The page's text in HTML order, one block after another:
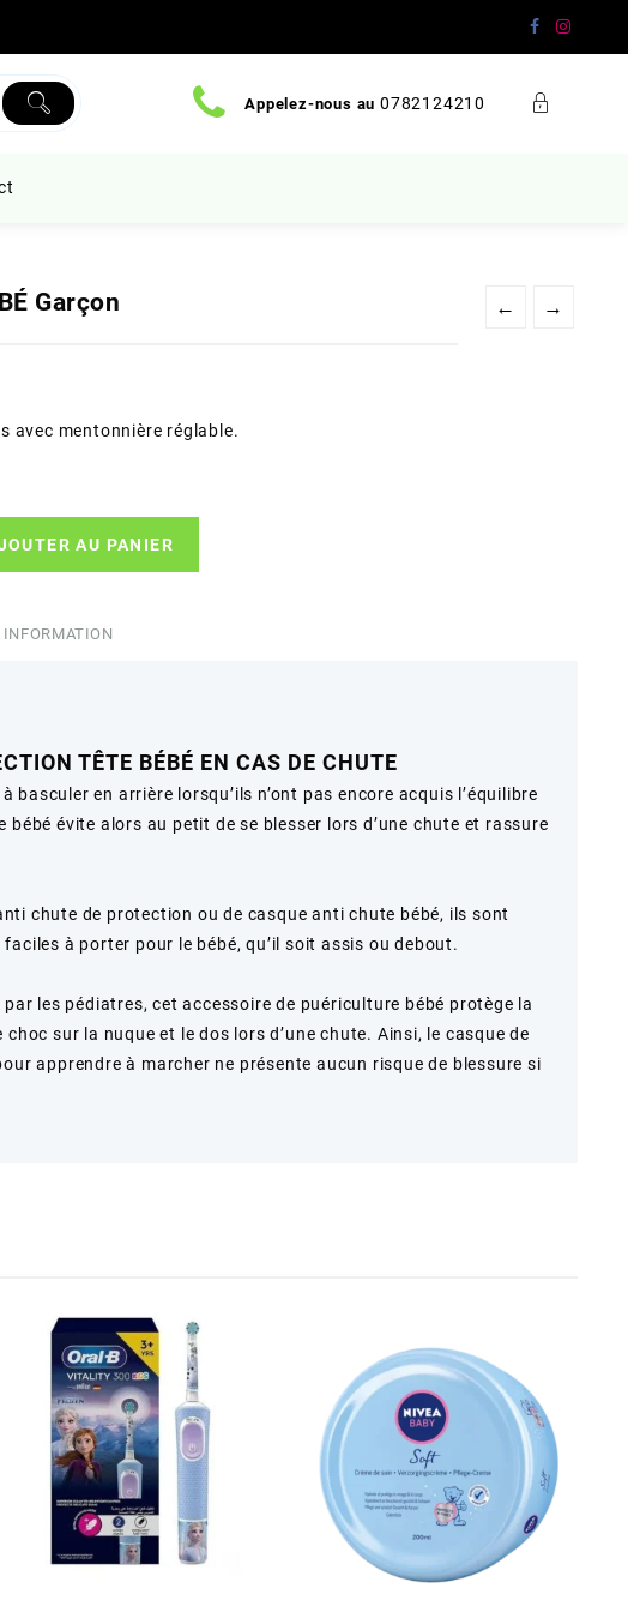
Appelez-nous au 0782124210
← →
Garçon
avec mentonnière réglable.
AU PANIER
INFORMATION
TÊTE BÉBÉ EN CAS DE CHUTE
basculer en arrière lorsqu’ils n’ont pas encore acquis l’équilibre
évite alors au petit de se blesser lors d’une chute et rassure
chute de protection ou de casque anti chute bébé, ils sont
à porter pour le bébé, qu’il soit assis ou debout.
les pédiatres, cet accessoire de puériculture bébé protège la
sur la nuque et le dos lors d’une chute. Ainsi, le casque de
apprendre à marcher ne présente aucun risque de blessure si